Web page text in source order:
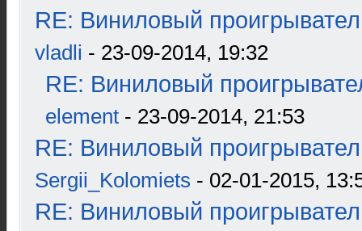
RE: Виниловый
vladli - 23-09-2014, 19:32
RE: Виниловый
element - 23-09-2014, 21:53
RE: Виниловый
Sergii_Kolomiets - 02-01-2015,
RE: Виниловый